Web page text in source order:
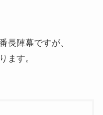
長陣幕ですが、
ます。